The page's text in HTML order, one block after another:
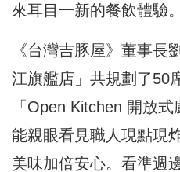
來耳目一新的餐飲體驗。
《台灣吉豚屋》董事長
江旗艦店」共規劃了50
「Open Kitchen 開放
能親眼看見職人現點現
美味加倍安心。看準週